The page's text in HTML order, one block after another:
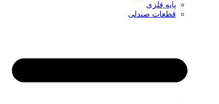
پایه فلزی
قطعات صندلی